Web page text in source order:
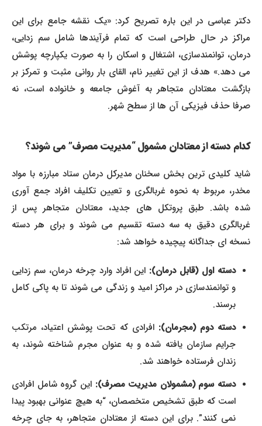
دکتر عباسی در این باره تصریح کرد: «یک نقشه جامع برای این
مراکز در حال طراحی است که تمام فرآیندها شامل سم زدایی،
درمان، توانمندسازی، اشتغال و اسکان را به صورت یکپارچه پوشش
می دهد.» هدف از این تغییر نام، القای بار روانی مثبت و تمرکز بر
بازگشت معتادان متجاهر به آغوش جامعه و خانواده است، نه
صرفا حذف فیزیکی آن ها از سطح شهر.
کدام دسته از معتادان مشمول “مدیریت مصرف” می شوند؟
شاید کلیدی ترین بخش سخنان مدیرکل درمان ستاد مبارزه با مواد
مخدر، مربوط به نحوه غربالگری و تعیین تکلیف افراد جمع آوری
شده باشد. طبق پروتکل های جدید، معتادان متجاهر پس از
غربالگری دقیق به سه دسته تقسیم می شوند و برای هر دسته
نسخه ای جداگانه پیچیده خواهد شد:
دسته اول (قابل درمان):این افراد وارد چرخه درمان، سم زدایی
و توانمندسازی در مراکز امید و زندگی می شوند تا به پاکی کامل
برسند.
دسته دوم (مجرمان):افرادی که تحت پوشش اعتیاد، مرتکب
جرایم سازمان یافته شده و به عنوان مجرم شناخته شوند، به
زندان فرستاده خواهند شد.
دسته سوم (مشمولان مدیریت مصرف):این گروه شامل افرادی
است که طبق تشخیص متخصصان، “به هیچ عنوانی بهبود پیدا
نمی کنند”. برای این دسته از معتادان متجاهر، به جای چرخه